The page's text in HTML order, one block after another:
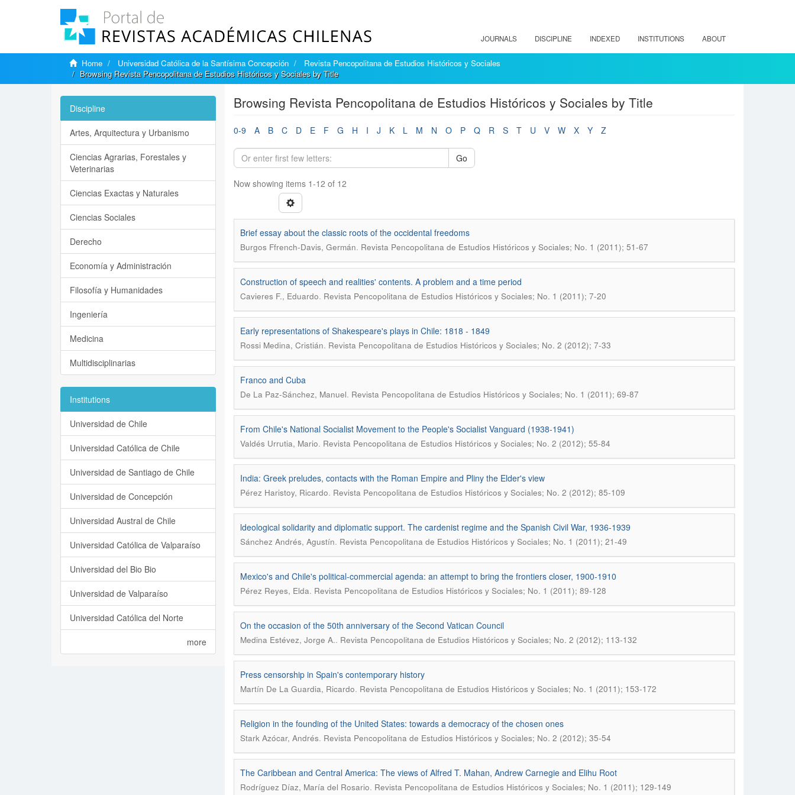
JOURNALS DISCIPLINE INDEXED INSTITUTIONS ABOUT
Home Universidad Católica de la Santísima Concepción
Revista Pencopolitana de Estudios Históricos y Sociales
Browsing Revista Pencopolitana de Estudios Históricos y Sociales by Title
Browsing Revista Pencopolitana de Estudios Históricos y Sociales by Title
0-9 A B C D E F G H I J K L M N O P Q R S T U V W X Y Z
Go
Now showing items 1-12 of 12
Brief essay about the classic roots of the occidental freedoms
Burgos Ffrench-Davis, Germán. Revista Pencopolitana de Estudios Históricos y Sociales; No. 1 (2011); 51-67
Construction of speech and realities' contents. A problem and a time period
Cavieres F., Eduardo. Revista Pencopolitana de Estudios Históricos y Sociales; No. 1 (2011); 7-20
Early representations of Shakespeare's plays in Chile: 1818 - 1849
Rossi Medina, Cristián. Revista Pencopolitana de Estudios Históricos y Sociales; No. 2 (2012); 7-33
Franco and Cuba
De La Paz-Sánchez, Manuel. Revista Pencopolitana de Estudios Históricos y Sociales; No. 1 (2011); 69-87
From Chile's National Socialist Movement to the People's Socialist Vanguard (1938-1941)
Valdés Urrutia, Mario. Revista Pencopolitana de Estudios Históricos y Sociales; No. 2 (2012); 55-84
India: Greek preludes, contacts with the Roman Empire and Pliny the Elder's view
Pérez Haristoy, Ricardo. Revista Pencopolitana de Estudios Históricos y Sociales; No. 2 (2012); 85-109
ldeological solidarity and diplomatic support. The cardenist regime and the Spanish Civil War, 1936-1939
Sánchez Andrés, Agustín. Revista Pencopolitana de Estudios Históricos y Sociales; No. 1 (2011); 21-49
Mexico's and Chile's political-commercial agenda: an attempt to bring the frontiers closer, 1900-1910
Pérez Reyes, Elda. Revista Pencopolitana de Estudios Históricos y Sociales; No. 1 (2011); 89-128
On the occasion of the 50th anniversary of the Second Vatican Council
Medina Estévez, Jorge A.. Revista Pencopolitana de Estudios Históricos y Sociales; No. 2 (2012); 113-132
Press censorship in Spain's contemporary history
Martín De La Guardia, Ricardo. Revista Pencopolitana de Estudios Históricos y Sociales; No. 1 (2011); 153-172
Religion in the founding of the United States: towards a democracy of the chosen ones
Stark Azócar, Andrés. Revista Pencopolitana de Estudios Históricos y Sociales; No. 2 (2012); 35-54
The Caribbean and Central America: The views of Alfred T. Mahan, Andrew Carnegie and Elihu Root
Rodríguez Díaz, María del Rosario. Revista Pencopolitana de Estudios Históricos y Sociales; No. 1 (2011); 129-149
Discipline
Artes, Arquitectura y Urbanismo
Ciencias Agrarias, Forestales y
Veterinarias
Ciencias Exactas y Naturales
Ciencias Sociales
Derecho
Economía y Administración
Filosofía y Humanidades
Ingeniería
Medicina
Multidisciplinarias
Institutions
Universidad de Chile
Universidad Católica de Chile
Universidad de Santiago de Chile
Universidad de Concepción
Universidad Austral de Chile
Universidad Católica de Valparaíso
Universidad del Bio Bio
Universidad de Valparaíso
Universidad Católica del Norte
more